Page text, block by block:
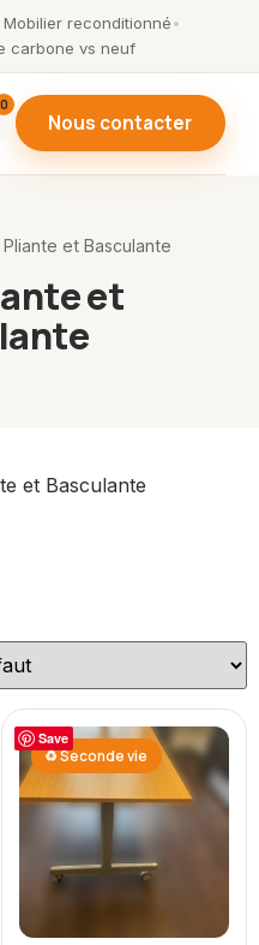
Mobilier reconditionné•
carbone vs neuf
0
Nous contacter
et Basculante
et
et Basculante
Save
♻ Seconde vie